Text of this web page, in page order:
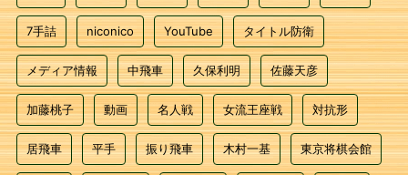
7手詰 niconico YouTube タイトル防衛
メディア情報 中飛車 久保利明 佐藤天彦
加藤桃子 動画 名人戦 女流王座戦 対抗形
居飛車 平手 振り飛車 木村一基 東京将棋会館